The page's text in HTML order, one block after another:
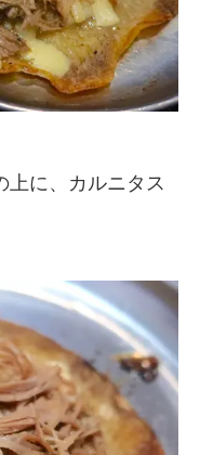
上に、カルニタス